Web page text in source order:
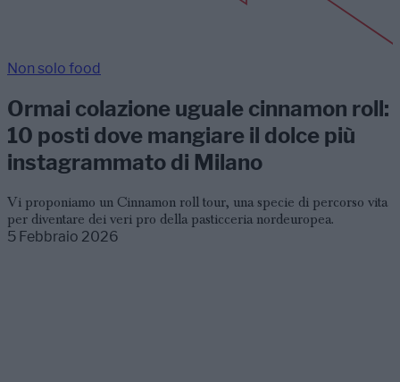
Non solo food
Ormai colazione uguale cinnamon roll:
10 posti dove mangiare il dolce più
instagrammato di Milano
Vi proponiamo un Cinnamon roll tour, una specie di percorso vita
per diventare dei veri pro della pasticceria nordeuropea.
5 Febbraio 2026